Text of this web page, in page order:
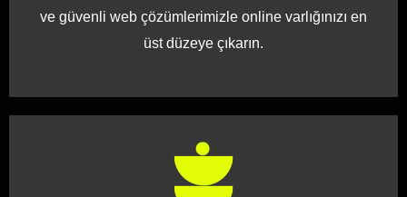
ve güvenli web çözümlerimizle online varlığınızı en
üst düzeye çıkarın.